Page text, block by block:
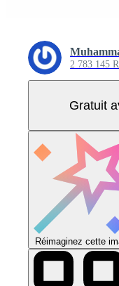
2 783 145
Gratuit
Réimaginez cette